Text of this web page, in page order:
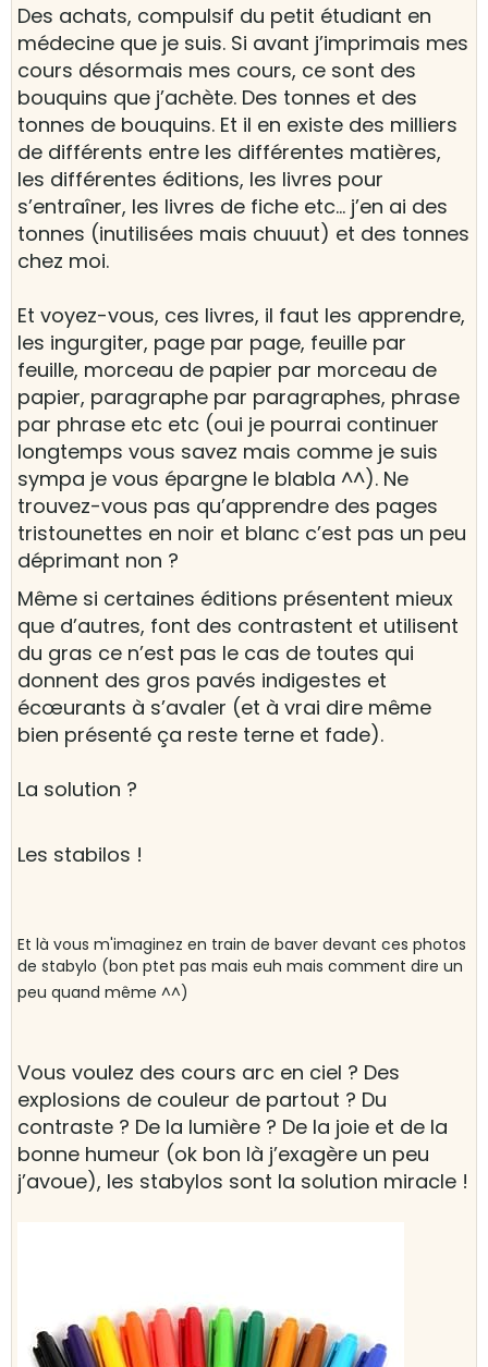
Des achats, compulsif du petit étudiant en
médecine que je suis. Si avant j’imprimais mes
cours désormais mes cours, ce sont des
bouquins que j’achète. Des tonnes et des
tonnes de bouquins. Et il en existe des milliers
de différents entre les différentes matières,
les différentes éditions, les livres pour
s’entraîner, les livres de fiche etc… j’en ai des
tonnes (inutilisées mais chuuut) et des tonnes
chez moi.
Et voyez-vous, ces livres, il faut les apprendre,
les ingurgiter, page par page, feuille par
feuille, morceau de papier par morceau de
papier, paragraphe par paragraphes, phrase
par phrase etc etc (oui je pourrai continuer
longtemps vous savez mais comme je suis
sympa je vous épargne le blabla ^^). Ne
trouvez-vous pas qu’apprendre des pages
tristounettes en noir et blanc c’est pas un peu
déprimant non ?
Même si certaines éditions présentent mieux
que d’autres, font des contrastent et utilisent
du gras ce n’est pas le cas de toutes qui
donnent des gros pavés indigestes et
écœurants à s’avaler (et à vrai dire même
bien présenté ça reste terne et fade).
La solution ?
Les stabilos !
Et là vous m'imaginez en train de baver devant ces photos
de stabylo (bon ptet pas mais euh mais comment dire un
peu quand même ^^)
Vous voulez des cours arc en ciel ? Des
explosions de couleur de partout ? Du
contraste ? De la lumière ? De la joie et de la
bonne humeur (ok bon là j’exagère un peu
j’avoue), les stabylos sont la solution miracle !